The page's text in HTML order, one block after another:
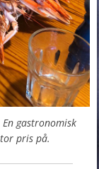
gastronomisk
pris på.